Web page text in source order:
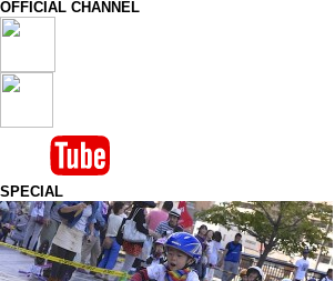
OFFICIAL CHANNEL
SPECIAL